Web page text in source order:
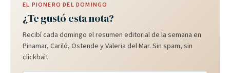
EL PIONERO DEL DOMINGO
¿Te gustó esta nota?
Recibí cada domingo el resumen editorial de la semana en
Pinamar, Cariló, Ostende y Valeria del Mar. Sin spam, sin
clickbait.